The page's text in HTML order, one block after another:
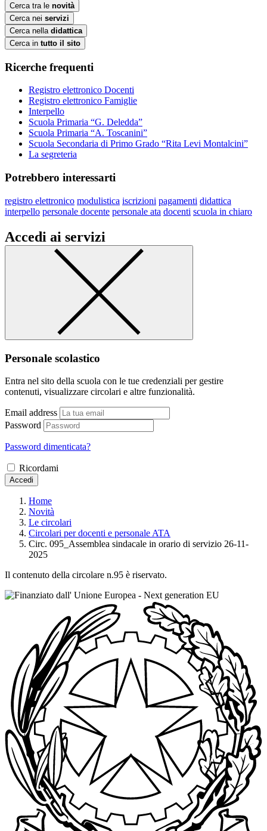
Cerca tra le novità
Cerca nei servizi
Cerca nella didattica
Cerca in tutto il sito
Ricerche frequenti
Registro elettronico Docenti
Registro elettronico Famiglie
Interpello
Scuola Primaria “G. Deledda”
Scuola Primaria “A. Toscanini”
Scuola Secondaria di Primo Grado “Rita Levi Montalcini”
La segreteria
Potrebbero interessarti
registro elettronico modulistica iscrizioni pagamenti didattica
interpello personale docente personale ata docenti scuola in chiaro
Accedi ai servizi
Personale scolastico
Entra nel sito della scuola con le tue credenziali per gestire
contenuti, visualizzare circolari e altre funzionalità.
Email address
Password
Password dimenticata?
Ricordami
Accedi
Home
Novità
Le circolari
Circolari per docenti e personale ATA
Circ. 095_Assemblea sindacale in orario di servizio 26-11-
2025
Il contenuto della circolare n.95 è riservato.